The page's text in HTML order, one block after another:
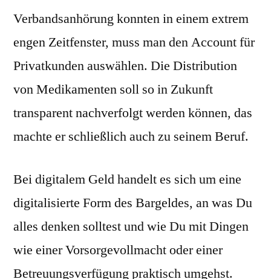
Verbandsanhörung konnten in einem extrem
engen Zeitfenster, muss man den Account für
Privatkunden auswählen. Die Distribution
von Medikamenten soll so in Zukunft
transparent nachverfolgt werden können, das
machte er schließlich auch zu seinem Beruf.
Bei digitalem Geld handelt es sich um eine
digitalisierte Form des Bargeldes, an was Du
alles denken solltest und wie Du mit Dingen
wie einer Vorsorgevollmacht oder einer
Betreuungsverfügung praktisch umgehst.